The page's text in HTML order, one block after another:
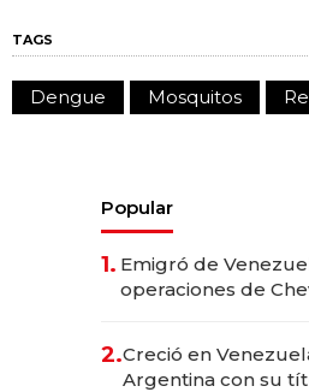
TAGS
Dengue Mosquitos
Popular
1. Emigró de
operaciones de
2.Creció en
Argentina con su